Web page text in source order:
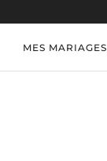
MES MARIAGES